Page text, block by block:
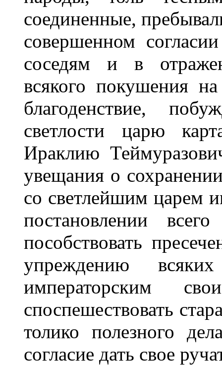
соединенные,
совершенном
соседям и в
всякого покушения
благоденствие,
светлости царю
Ираклию
увещания о
со светлейшим царем
постановлении
пособствовать
упреждению
императорским
споспешествовать
толико полезного
согласие дать свое